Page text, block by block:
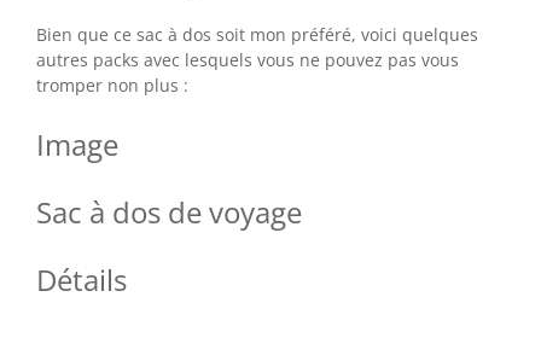
Bien que ce sac à dos soit mon préféré, voici quelques
autres packs avec lesquels vous ne pouvez pas vous
tromper non plus :
Image
Sac à dos de voyage
Détails